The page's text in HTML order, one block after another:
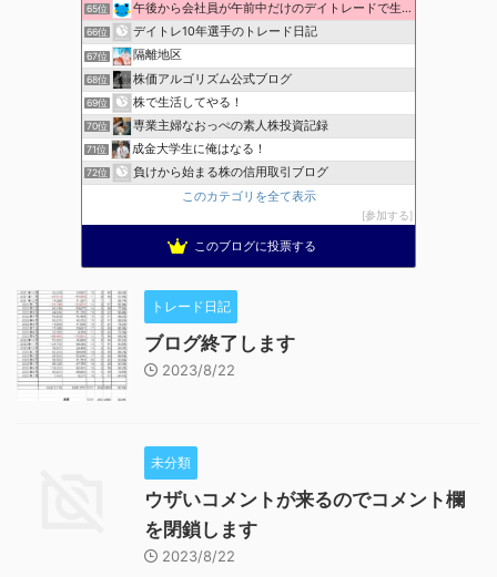
65位 午後から会社員が午前中だけのデイトレードで生活費を稼ぐ！
66位 デイトレ10年選手のトレード日記
67位 隔離地区
68位 株価アルゴリズム公式ブログ
69位 株で生活してやる！
70位 専業主婦なおっぺの素人株投資記録
71位 成金大学生に俺はなる！
72位
負けから始まる株の信用取引ブログ
このカテゴリを全て表示
参加する
このブログに投票する
トレード日記
ブログ終了します
2023/8/22
未分類
ウザいコメントが来るのでコメント欄
を閉鎖します
2023/8/22